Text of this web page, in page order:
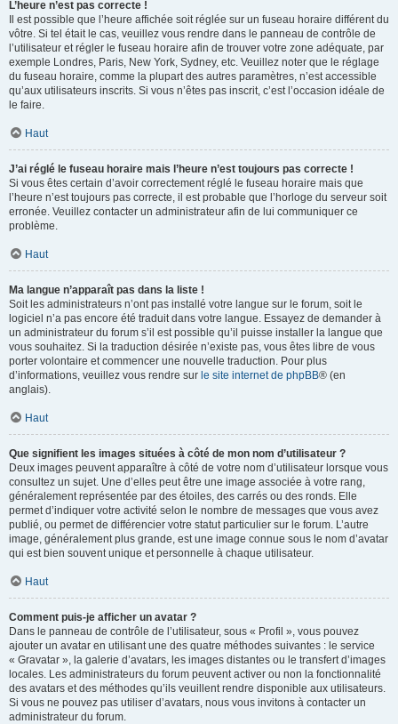
L’heure n’est pas correcte !
Il est possible que l’heure affichée soit réglée sur un fuseau horaire différent du
vôtre. Si tel était le cas, veuillez vous rendre dans le panneau de contrôle de
l’utilisateur et régler le fuseau horaire afin de trouver votre zone adéquate, par
exemple Londres, Paris, New York, Sydney, etc. Veuillez noter que le réglage
du fuseau horaire, comme la plupart des autres paramètres, n’est accessible
qu’aux utilisateurs inscrits. Si vous n’êtes pas inscrit, c’est l’occasion idéale de
le faire.
Haut
J’ai réglé le fuseau horaire mais l’heure n’est toujours pas correcte !
Si vous êtes certain d’avoir correctement réglé le fuseau horaire mais que
l’heure n’est toujours pas correcte, il est probable que l’horloge du serveur soit
erronée. Veuillez contacter un administrateur afin de lui communiquer ce
problème.
Haut
Ma langue n’apparaît pas dans la liste !
Soit les administrateurs n’ont pas installé votre langue sur le forum, soit le
logiciel n’a pas encore été traduit dans votre langue. Essayez de demander à
un administrateur du forum s’il est possible qu’il puisse installer la langue que
vous souhaitez. Si la traduction désirée n’existe pas, vous êtes libre de vous
porter volontaire et commencer une nouvelle traduction. Pour plus
d’informations, veuillez vous rendre sur le site internet de phpBB® (en
anglais).
Haut
Que signifient les images situées à côté de mon nom d’utilisateur ?
Deux images peuvent apparaître à côté de votre nom d’utilisateur lorsque vous
consultez un sujet. Une d’elles peut être une image associée à votre rang,
généralement représentée par des étoiles, des carrés ou des ronds. Elle
permet d’indiquer votre activité selon le nombre de messages que vous avez
publié, ou permet de différencier votre statut particulier sur le forum. L’autre
image, généralement plus grande, est une image connue sous le nom d’avatar
qui est bien souvent unique et personnelle à chaque utilisateur.
Haut
Comment puis-je afficher un avatar ?
Dans le panneau de contrôle de l’utilisateur, sous « Profil », vous pouvez
ajouter un avatar en utilisant une des quatre méthodes suivantes : le service
« Gravatar », la galerie d’avatars, les images distantes ou le transfert d’images
locales. Les administrateurs du forum peuvent activer ou non la fonctionnalité
des avatars et des méthodes qu’ils veuillent rendre disponible aux utilisateurs.
Si vous ne pouvez pas utiliser d’avatars, nous vous invitons à contacter un
administrateur du forum.